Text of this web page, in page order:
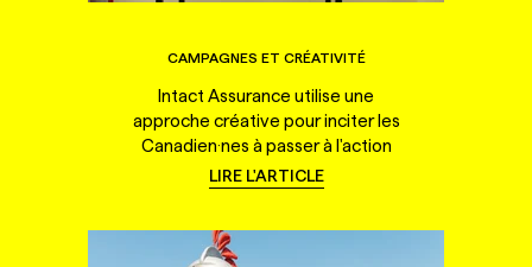
CAMPAGNES ET CRÉATIVITÉ
Intact Assurance utilise une
approche créative pour inciter les
Canadien·nes à passer à l'action
LIRE L'ARTICLE